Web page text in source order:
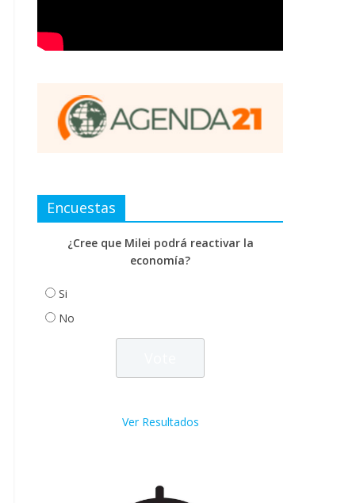
Encuestas
¿Cree que Milei podrá reactivar la
economía?
Si
No
Ver Resultados